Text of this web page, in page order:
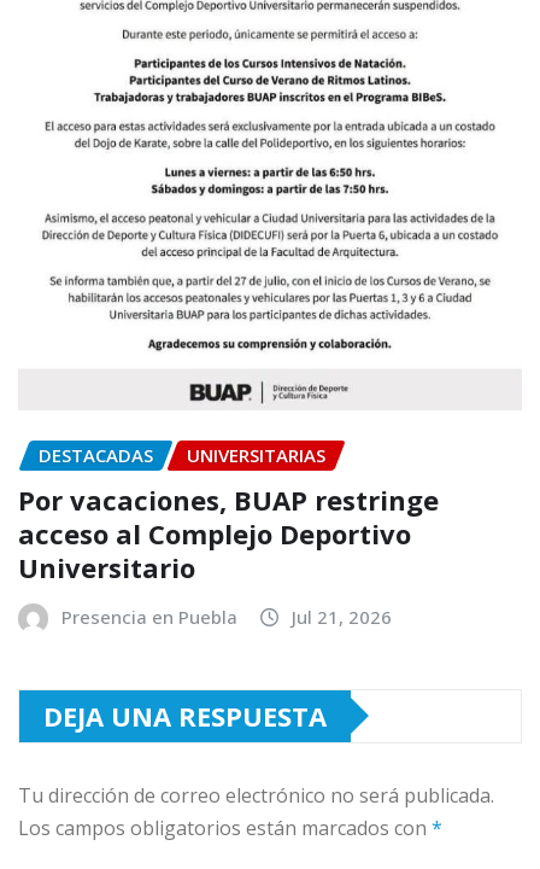
DESTACADAS UNIVERSITARIAS
Por vacaciones, BUAP restringe
acceso al Complejo Deportivo
Universitario
Presencia en Puebla Jul 21, 2026
DEJA UNA RESPUESTA
Tu dirección de correo electrónico no será publicada.
Los campos obligatorios están marcados con *